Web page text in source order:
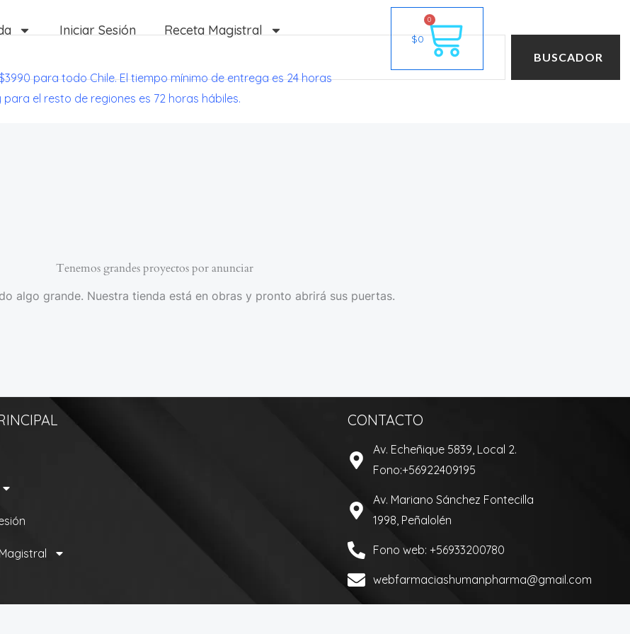
Iniciar Sesión Receta Magistral
BUSCADOR
para todo Chile. El tiempo mínimo de entrega es 24 horas
para el resto de regiones es 72 horas hábiles.
$0
0
Cart
Tenemos grandes proyectos por anunciar
algo grande. Nuestra tienda está en obras y pronto abrirá sus puertas.
CONTACTO
Av. Echeñique 5839, Local 2.
Fono:+56922409195
Av. Mariano Sánchez Fontecilla
1998, Peñalolén
Fono web: +56933200780
webfarmaciashumanpharma@gmail.com